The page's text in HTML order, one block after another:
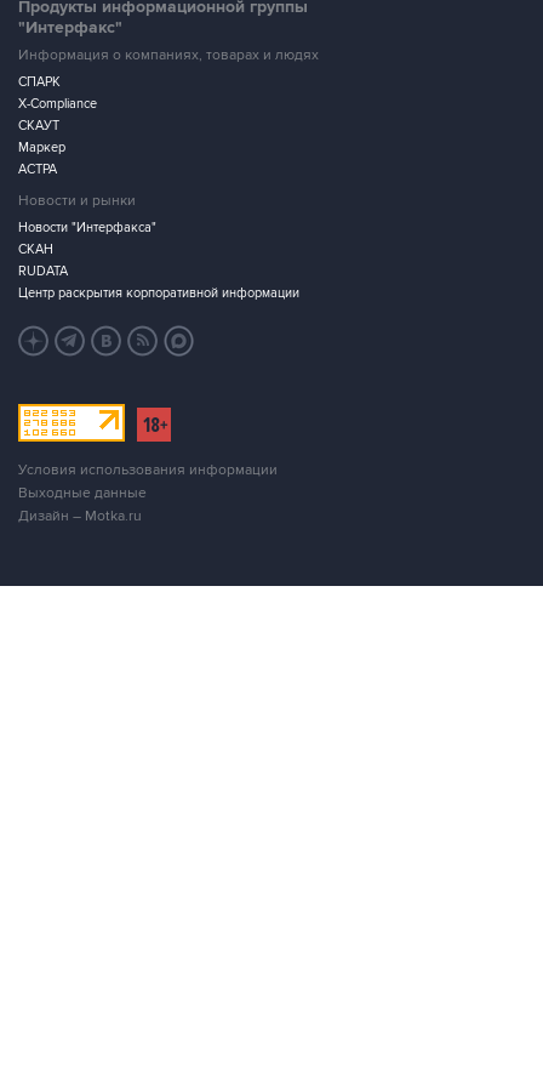
Продукты информационной группы
"Интерфакс"
Информация о компаниях, товарах и людях
СПАРК
X-Compliance
СКАУТ
Маркер
АСТРА
Новости и рынки
Новости "Интерфакса"
СКАН
RUDATA
Центр раскрытия корпоративной информации
Условия использования информации
Выходные данные
Дизайн – Motka.ru